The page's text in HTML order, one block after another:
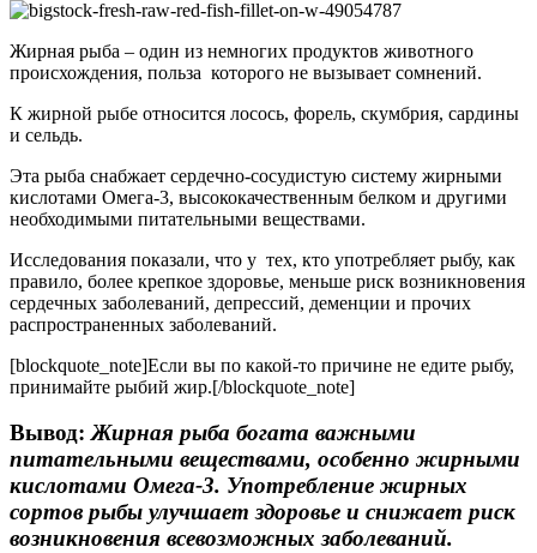
Жирная рыба – один из немногих продуктов животного
происхождения, польза которого не вызывает сомнений.
К жирной рыбе относится лосось, форель, скумбрия, сардины
и сельдь.
Эта рыба снабжает сердечно-сосудистую систему жирными
кислотами Омега-3, высококачественным белком и другими
необходимыми питательными веществами.
Исследования показали, что у тех, кто употребляет рыбу, как
правило, более крепкое здоровье, меньше риск возникновения
сердечных заболеваний, депрессий, деменции и прочих
распространенных заболеваний.
[blockquote_note]Если вы по какой-то причине не едите рыбу,
принимайте рыбий жир.[/blockquote_note]
Вывод:Жирная рыба богата важными
питательными веществами, особенно жирными
кислотами Омега-3. Употребление жирных
сортов рыбы улучшает здоровье и снижает риск
возникновения всевозможных заболеваний.